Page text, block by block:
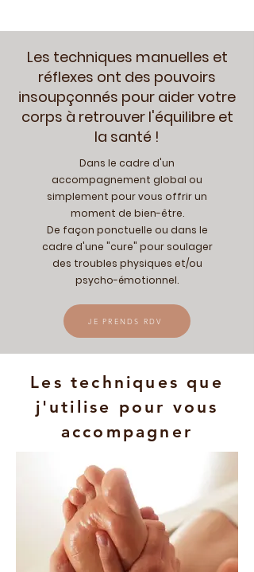
Les techniques manuelles et
réflexes ont des pouvoirs
insoupçonnés pour aider votre
corps à retrouver l'équilibre et
la santé !
Dans le cadre d'un
accompagnement global ou
simplement pour vous offrir un
moment de bien-être.
De façon ponctuelle ou dans le
cadre d'une "cure" pour soulager
des troubles physiques et/ou
psycho-émotionnel.
JE PRENDS RDV
Les techniques que
j'utilise pour vous
accompagner